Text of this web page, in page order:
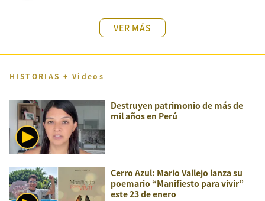
VER MÁS
HISTORIAS + Videos
Destruyen patrimonio de más de
mil años en Perú
Cerro Azul: Mario Vallejo lanza su
poemario “Manifiesto para vivir”
este 23 de enero